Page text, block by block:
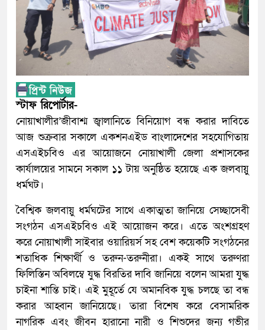
স্টাফ রিপোর্টার-
নোয়াখালীর’জীবাশ্ম জ্বালানিতে বিনিয়োগ বন্ধ করার দাবিতে
আজ শুক্রবার সকালে একশনএইড বাংলাদেশের সহযোগিতায়
এসএইচবিও এর আয়োজনে নোয়াখালী জেলা প্রশাসকের
কার্যালয়ের সামনে সকাল ১১ টায় অনুষ্ঠিত হয়েছে এক জলবায়ু
ধর্মঘট।
বৈশ্বিক জলবায়ু ধর্মঘটের সাথে একাত্মতা জানিয়ে সেচ্ছাসেবী
সংগঠন এসএইচবিও এই আয়োজন করে। এতে অংশগ্রহণ
করে নোয়াখালী সাইবার ওয়ারিয়র্স সহ বেশ কয়েকটি সংগঠনের
শতাধিক শিক্ষার্থী ও তরুন-তরুনীরা। একই সাথে তরুণরা
ফিলিস্তিন অবিলম্বে যুদ্ধ বিরতির দাবি জানিয়ে বলেন আমরা যুদ্ধ
চাইনা শান্তি চাই। এই মুহূর্তে যে অমানবিক যুদ্ধ চলছে তা বন্ধ
করার আহ্বান জানিয়েছে। তারা বিশেষ করে বেসামরিক
নাগরিক এবং জীবন হারানো নারী ও শিশুদের জন্য গভীর